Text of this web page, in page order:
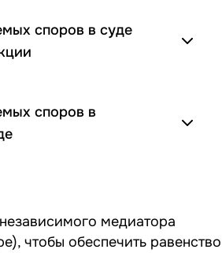
споров в суде
споров в
медиатора
чтобы обеспечить равенство